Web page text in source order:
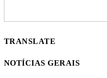
TRANSLATE
NOTÍCIAS GERAIS